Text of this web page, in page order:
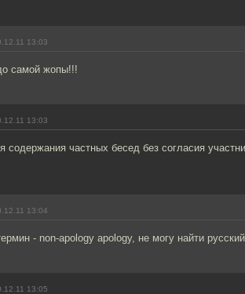
13:03
самой жопы!!!
13:03
содержания частных бесед без согласия
13:04
- non-apology apology, не могу найти
13:05